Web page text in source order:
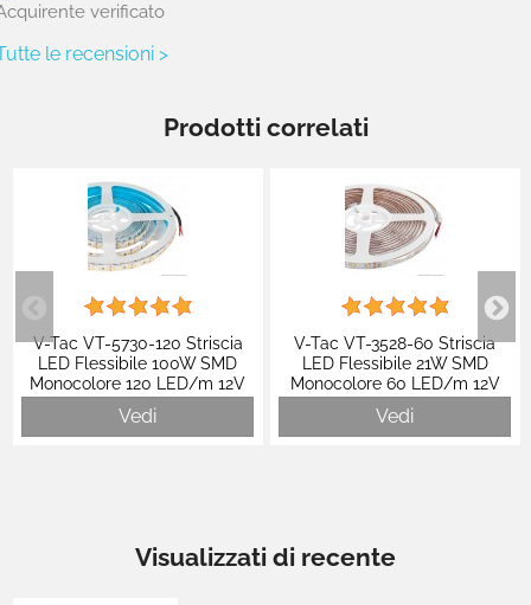
verificato
le recensioni >
Prodotti correlati
V-Tac VT-5730-120 Striscia
LED Flessibile 100W SMD
Monocolore 120 LED/m 12V
CRI≥90 - Bobina da 5m - SKU
212163 / 212161 / 212162
Vedi
V-Tac VT-3528-60 Striscia
LED Flessibile 21W SMD
Monocolore 60 LED/m 12V
IP65 - Bobina da 5 metri -
SKU 212032 / 212043 / 212031
Vedi
Visualizzati di recente